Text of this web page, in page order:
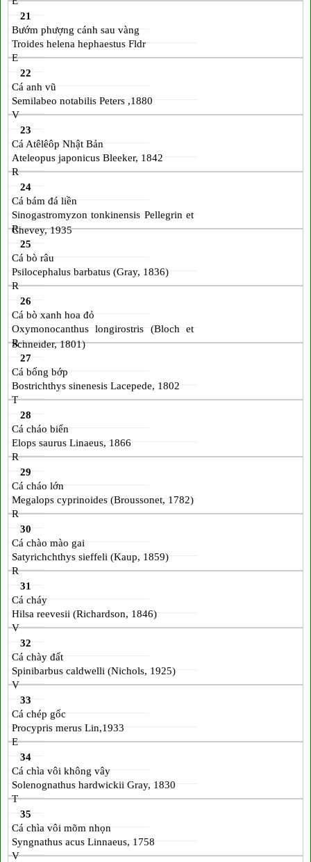
21
Bướm phượng cánh sau vàng
Troides helena hephaestus Fldr
E
22
Cá anh vũ
Semilabeo notabilis Peters ,1880
V
23
Cá Atêlêôp Nhật Bản
Ateleopus japonicus Bleeker, 1842
R
24
Cá bám đá liền
Sinogastromyzon tonkinensis Pellegrin et
Chevey, 1935
R
25
Cá bò râu
Psilocephalus barbatus (Gray, 1836)
R
26
Cá bò xanh hoa đỏ
Oxymonocanthus longirostris (Bloch et
Schneider, 1801)
R
27
Cá bống bớp
Bostrichthys sinenesis Lacepede, 1802
T
28
Cá cháo biển
Elops saurus Linaeus, 1866
R
29
Cá cháo lớn
Megalops cyprinoides (Broussonet, 1782)
R
30
Cá chào mào gai
Satyrichchthys sieffeli (Kaup, 1859)
R
31
Cá cháy
Hilsa reevesii (Richardson, 1846)
V
32
Cá chày đất
Spinibarbus caldwelli (Nichols, 1925)
V
33
Cá chép gốc
Procypris merus Lin,1933
E
34
Cá chìa vôi không vây
Solenognathus hardwickii Gray, 1830
T
35
Cá chìa vôi mõm nhọn
Syngnathus acus Linnaeus, 1758
V